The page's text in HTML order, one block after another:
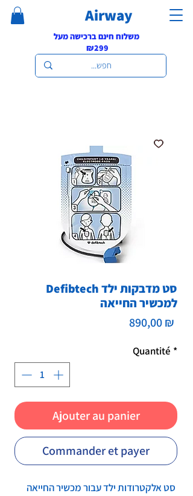
Airway
משלוח חינם ברכישה מעל
₪299
Defibtech סט מדבקות ילד
למכשיר החייאה
890,00 ₪
Quantité *
Ajouter au panier
Commander et payer
סט אלקטרודות ילד עבור מכשיר החייאה